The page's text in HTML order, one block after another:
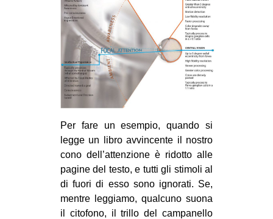
Per fare un esempio, quando si
legge un libro avvincente il nostro
cono dell’attenzione è ridotto alle
pagine del testo, e tutti gli stimoli al
di fuori di esso sono ignorati. Se,
mentre leggiamo, qualcuno suona
il citofono, il trillo del campanello